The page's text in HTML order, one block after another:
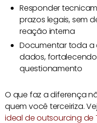
Responder
prazos legais, sem
reação interna
Documentar toda
dados,
questionamento
O que faz a diferença
quem você terceiriza.
ideal de outsourcing de